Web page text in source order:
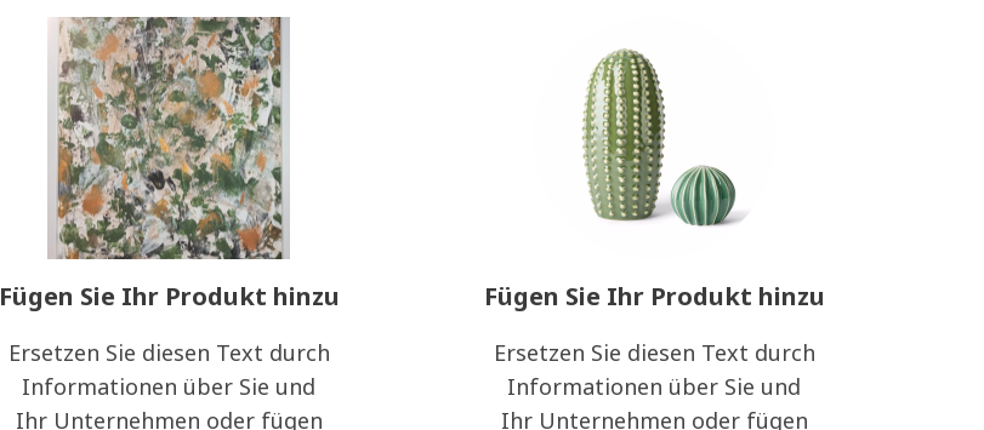
Fügen Sie Ihr Produkt hinzu
Ersetzen Sie diesen Text durch
Informationen über Sie und
Ihr Unternehmen oder fügen
Fügen Sie Ihr Produkt hinzu
Ersetzen Sie diesen Text durch
Informationen über Sie und
Ihr Unternehmen oder fügen